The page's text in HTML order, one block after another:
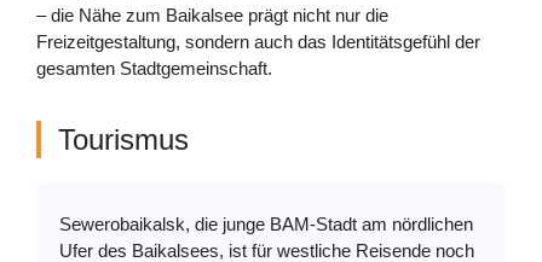
– die Nähe zum Baikalsee prägt nicht nur die
Freizeitgestaltung, sondern auch das Identitätsgefühl der
gesamten Stadtgemeinschaft.
Tourismus
Sewerobaikalsk, die junge BAM-Stadt am nördlichen
Ufer des Baikalsees, ist für westliche Reisende noch